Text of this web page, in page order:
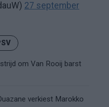
27 september
om Van Rooij barst
verkiest Marokko